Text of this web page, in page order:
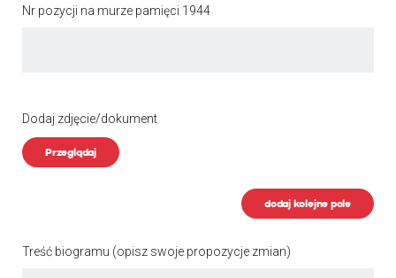
Nr pozycji na murze pamięci 1944
Dodaj zdjęcie/dokument
Przeglądaj
dodaj kolejne pole
Treść biogramu (opisz swoje propozycje zmian)